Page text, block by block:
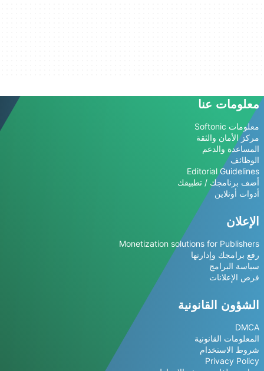
معلومات عنا
معلومات Softonic
مركز الأمان والثقة
المساعدة والدعم
الوظائف
Editorial Guidelines
أضف برنامجك / تطبيقك
أدوات أونلاين
الإعلان
Monetization solutions for Publishers
رفع برامجك وإدارتها
سياسة البرامج
فرص الإعلانات
الشؤون القانونية
DMCA
المعلومات القانونية
شروط الاستخدام
Privacy Policy